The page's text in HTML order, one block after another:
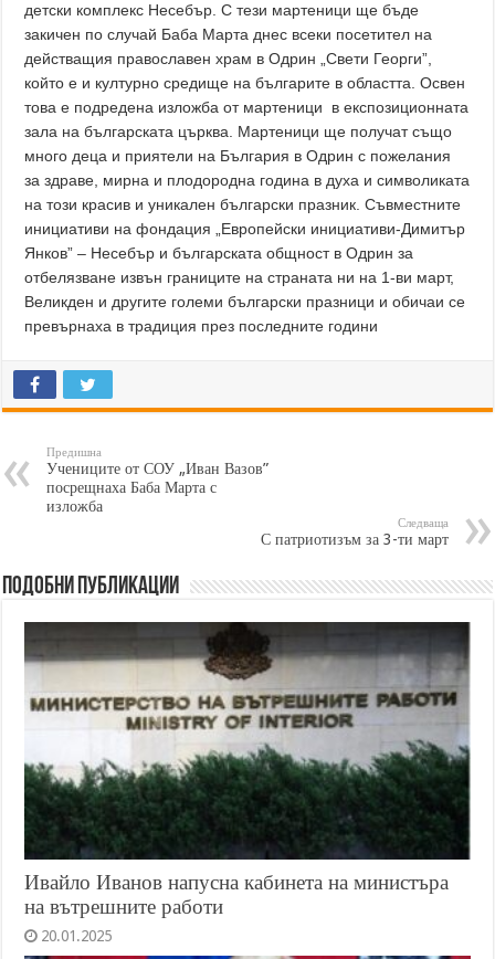
детски комплекс Несебър. С тези мартеници ще бъде
закичен по случай Баба Марта днес всеки посетител на
действащия православен храм в Одрин „Свети Георги”,
който е и културно средище на българите в областта. Освен
това е подредена изложба от мартеници в експозиционната
зала на българската църква. Мартеници ще получат също
много деца и приятели на България в Одрин с пожелания
за здраве, мирна и плодородна година в духа и символиката
на този красив и уникален български празник. Съвместните
инициативи на фондация „Европейски инициативи-Димитър
Янков” – Несебър и българската общност в Одрин за
отбелязване извън границите на страната ни на 1-ви март,
Великден и другите големи български празници и обичаи се
превърнаха в традиция през последните години
Предишна
Учениците от СОУ „Иван Вазов”
посрещнаха Баба Марта с
изложба
Следваща
С патриотизъм за 3-ти март
Подобни публикации
Ивайло Иванов напусна кабинета на министъра
на вътрешните работи
20.01.2025